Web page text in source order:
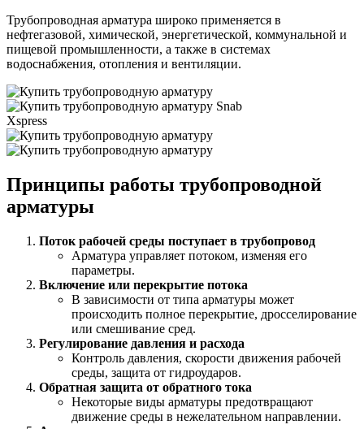
Трубопроводная арматура широко применяется в
нефтегазовой, химической, энергетической, коммунальной и
пищевой промышленности, а также в системах
водоснабжения, отопления и вентиляции.
Snab
Xspress
Принципы работы трубопроводной
арматуры
Поток рабочей среды поступает в трубопровод
Арматура управляет потоком, изменяя его
параметры.
Включение или перекрытие потока
В зависимости от типа арматуры может
происходить полное перекрытие, дросселирование
или смешивание сред.
Регулирование давления и расхода
Контроль давления, скорости движения рабочей
среды, защита от гидроударов.
Обратная защита от обратного тока
Некоторые виды арматуры предотвращают
движение среды в нежелательном направлении.